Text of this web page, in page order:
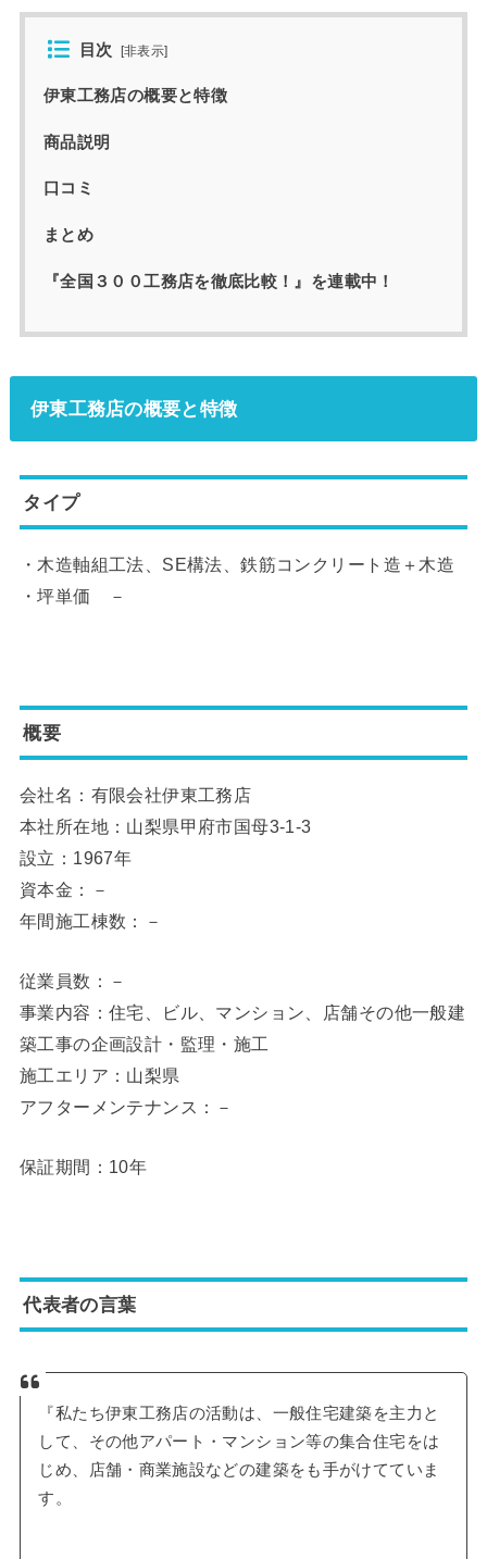
目次 [非表示]
伊東工務店の概要と特徴
商品説明
口コミ
まとめ
『全国３００工務店を徹底比較！』を連載中！
伊東工務店の概要と特徴
タイプ
・木造軸組工法、SE構法、鉄筋コンクリート造＋木造
・坪単価 －
概要
会社名：有限会社伊東工務店
本社所在地：山梨県甲府市国母3-1-3
設立：1967年
資本金：－
年間施工棟数：－
従業員数：－
事業内容：住宅、ビル、マンション、店舗その他一般建
築工事の企画設計・監理・施工
施工エリア：山梨県
アフターメンテナンス：－
保証期間：10年
代表者の言葉
『私たち伊東工務店の活動は、一般住宅建築を主力と
して、その他アパート・マンション等の集合住宅をは
じめ、店舗・商業施設などの建築をも手がけてていま
す。